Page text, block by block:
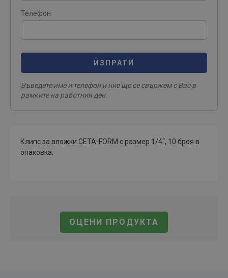
Телефон
ИЗПРАТИ
Въведете име и телефон и ние ще се свържем с Вас в
рамките на работния ден.
ОЦЕНИ ПРОДУКТА
Клипс за вложки CETA-FORM с размер 1/4“, 10 броя в
опаковка.